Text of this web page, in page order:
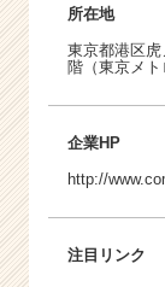
所在地
東京都港区
階（東京メト
企業HP
http://
注目リンク